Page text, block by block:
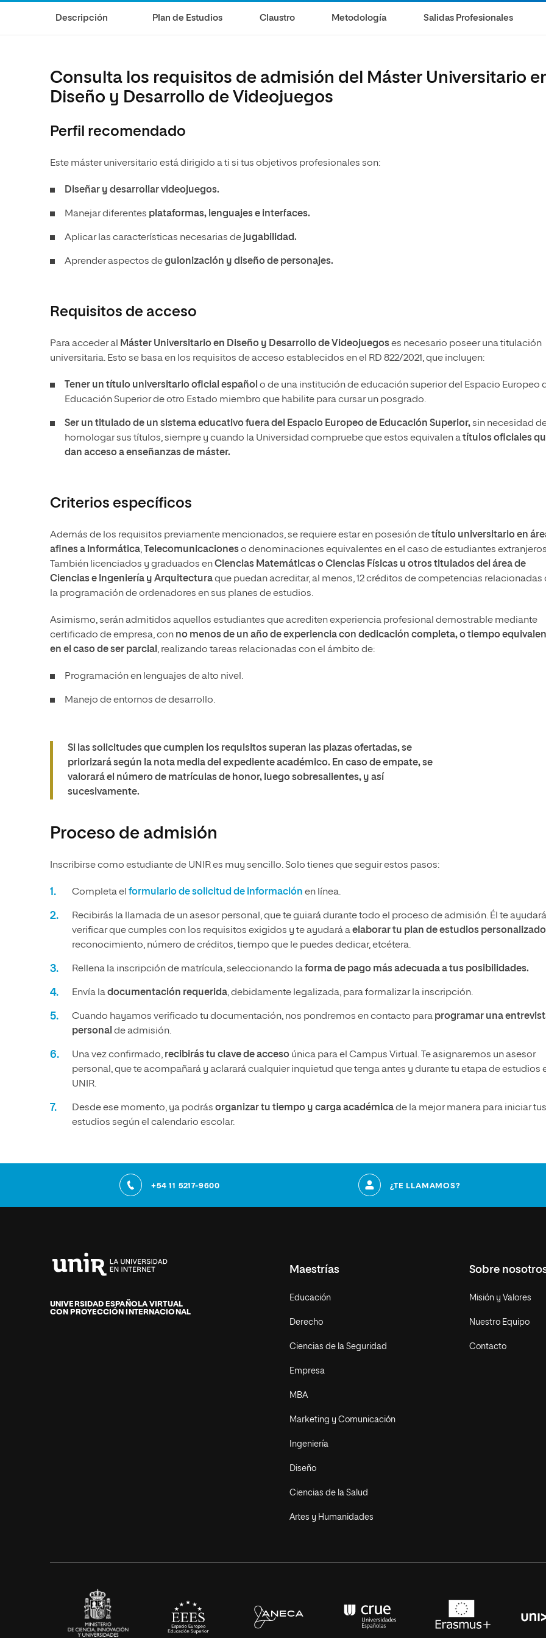
Artes
Humanidades
Música
Descripción Plan de Estudios Claustro Metodología Salidas Profesionales
Consulta los requisitos de admisión del Máster Universitario
Diseño y Desarrollo de Videojuegos
Perfil recomendado
Este máster universitario está dirigido a ti si tus objetivos profesionales son:
Diseñar y desarrollar videojuegos.
Manejar diferentes plataformas, lenguajes e interfaces.
Aplicar las características necesarias de jugabilidad.
Aprender aspectos deguionización y diseño de personajes.
Requisitos de acceso
Para acceder al Máster Universitario en Diseño y Desarrollo de Videojuegoses necesario poseer una titulación
universitaria. Esto se basa en los requisitos de acceso establecidos en el RD 822/2021, que incluyen:
Tener un título universitario oficial español o de una institución de educación superior del Espacio Europeo
Educación Superior de otro Estado miembro que habilite para cursar un posgrado.
Ser un titulado de un sistema educativo fuera del Espacio Europeo de Educación Superior,sin necesidad
homologar sus títulos, siempre y cuando la Universidad compruebe que estos equivalen atítulos oficiales
dan acceso a enseñanzas de máster.
Criterios específicos
Además de los requisitos previamente mencionados, se requiere estar en posesión detítulo universitario en
afines a Informática, Telecomunicacioneso denominaciones equivalentes en el caso de estudiantes
También licenciados y graduados enCiencias Matemáticas o Ciencias Físicas u otros titulados del área de
Ciencias e Ingeniería y Arquitecturaque puedan acreditar, al menos, 12 créditos de competencias relacionadas
la programación de ordenadores en sus planes de estudios.
Asimismo, serán admitidos aquellos estudiantes que acrediten experiencia profesional demostrable mediante
certificado de empresa, con no menos de un año de experiencia con dedicación completa, o tiempo
en el caso de ser parcial , realizando tareas relacionadas con el ámbito de:
Programación en lenguajes de alto nivel.
Manejo de entornos de desarrollo.
Si las solicitudes que cumplen los requisitos superan las plazas ofertadas, se
priorizará según la nota media del expediente académico. En caso de empate, se
valorará el número de matrículas de honor, luego sobresalientes, y así
sucesivamente.
Proceso de admisión
Inscribirse como estudiante de UNIR es muy sencillo. Solo tienes que seguir estos pasos:
Completa el formulario de solicitud de información en línea.
Recibirás la llamada de un asesor personal, que te guiará durante todo el proceso de admisión. Él te
verificar que cumples con los requisitos exigidos y te ayudará aelaborar tu plan de estudios personalizado
reconocimiento, número de créditos, tiempo que le puedes dedicar, etcétera.
Rellena la inscripción de matrícula, seleccionando laforma de pago más adecuada a tus posibilidades.
Envía ladocumentación requerida, debidamente legalizada, para formalizar la inscripción.
Cuando hayamos verificado tu documentación, nos pondremos en contacto para programar una
personal de admisión.
Una vez confirmado, recibirás tu clave de acceso única para el Campus Virtual. Te asignaremos un asesor
personal, que te acompañará y aclarará cualquier inquietud que tenga antes y durante tu etapa de estudios
UNIR.
Desde ese momento, ya podrás organizar tu tiempo y carga académicade la mejor manera para iniciar tus
estudios según el calendario escolar.
+54 11 5217-9600 ¿TE LLAMAMOS?
de
La
UNIVERSIDAD ESPAÑOLA VIRTUAL
CON PROYECCIÓN INTERNACIONAL
Maestrías
Educación
Derecho
Ciencias de la Seguridad
Empresa
MBA
Marketing y Comunicación
Ingeniería
Diseño
Ciencias de la Salud
Artes y Humanidades
Sobre
Misión y Valores
Nuestro Equipo
Contacto